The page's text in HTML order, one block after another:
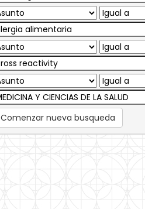
Comenzar nueva busqueda